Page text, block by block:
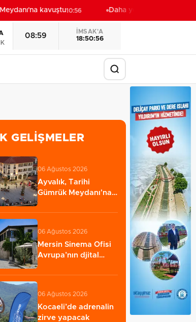
kavuştu10:56 Daha yeşil Milas için yoğun
08:59
İMSAK'A
18:50:54
GELIŞMELER
06 Ağustos 2026
Ayvalık, Tarihi
Gümrük Meydanı'na
06 Ağustos 2026
Mersin Sinema Ofisi
Avrupa’nın djital
06 Ağustos 2026
Kocaeli’de adrenalin
zirve yapacak